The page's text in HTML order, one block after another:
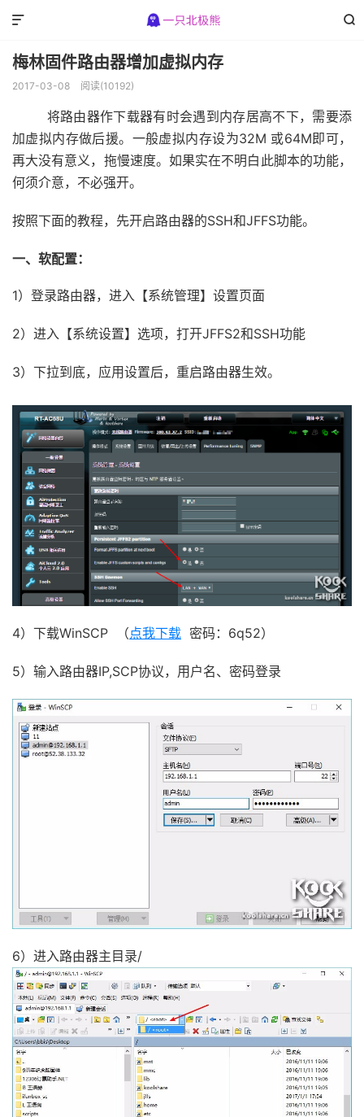


梅林固件路由器增加虚拟内存
2017-03-08 阅读(10192)
将路由器作下载器有时会遇到内存居高不下，需要添
加虚拟内存做后援。一般虚拟内存设为32M 或64M即可，
再大没有意义，拖慢速度。如果实在不明白此脚本的功能，
何须介意，不必强开。
按照下面的教程，先开启路由器的SSH和JFFS功能。
一、软配置：
1）登录路由器，进入【系统管理】设置页面
2）进入【系统设置】选项，打开JFFS2和SSH功能
3）下拉到底，应用设置后，重启路由器生效。
4）下载WinSCP （点我下载 密码：6q52）
5）输入路由器IP,SCP协议，用户名、密码登录
6）进入路由器主目录/